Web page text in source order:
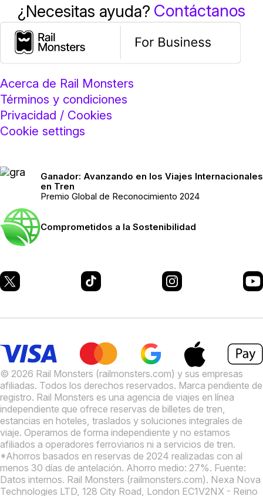
¿Necesitas ayuda? Contáctanos
Acerca de Rail Monsters
Términos y condiciones
Privacidad / Cookies
Cookie settings
Ganador: Avanzando en los Viajes Internacionales
en Tren
Premio Global de Reconocimiento 2024
Comprometidos a la Sostenibilidad
© 2026 Rail Monsters (railmonsters.com) y sus empresas
afiliadas. Todos los derechos reservados. Marca pendiente de
registro. Rail Monsters es una agencia de viajes en línea
independiente que ofrece reservas de billetes de tren,
estancias en hoteles, traslados y soluciones integrales de
viaje. Operamos de forma independiente y no estamos
afiliados a operadores ferroviarios ni a servicios de tren.
*Ahorros basados en reservas de 2024 realizadas con al
menos 30 días de antelación. Ahorro medio: 27%. Fuente:
Datos internos. Rail Monsters (railmonsters.com). Nexa Nova
Technologies LTD, 128 City Road, London EC1V2NX - Reino